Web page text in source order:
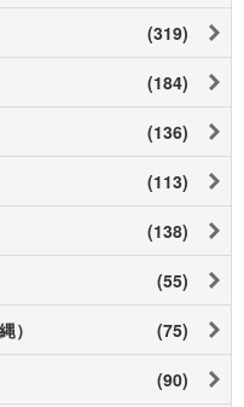
(319)
(184)
(136)
(113)
(138)
(55)
） (75)
(90)